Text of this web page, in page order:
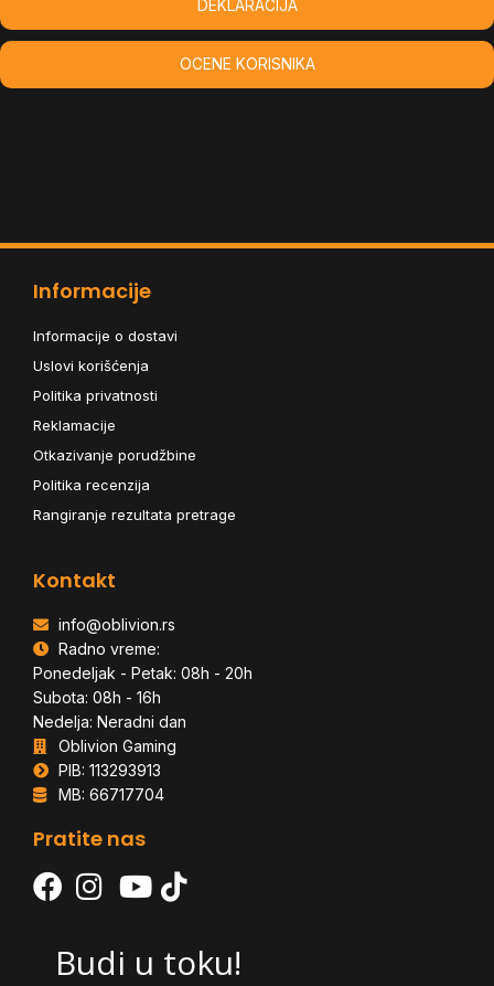
DEKLARACIJA
OCENE KORISNIKA
Informacije
Informacije o dostavi
Uslovi korišćenja
Politika privatnosti
Reklamacije
Otkazivanje porudžbine
Politika recenzija
Rangiranje rezultata pretrage
Kontakt
info@oblivion.rs
Radno vreme:
Ponedeljak - Petak: 08h - 20h
Subota: 08h - 16h
Nedelja: Neradni dan
Oblivion Gaming
PIB: 113293913
MB: 66717704
Pratite nas
Budi u toku!